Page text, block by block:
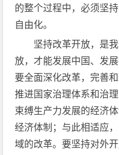
的整个过程中，必须坚
自由化。
坚持改革开放，是
放，才能发展中国、发
要全面深化改革，完善
推进国家治理体系和治
束缚生产力发展的经济
经济体制；与此相适应
域的改革。要坚持对外